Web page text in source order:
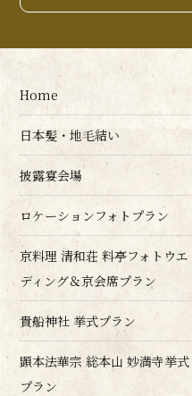
Home
日本髪・地毛結い
披露宴会場
ロケーションフォトプラン
京料理 清和荘 料亭フォトウエ
ディング＆京会席プラン
貴船神社 挙式プラン
顕本法華宗 総本山 妙満寺挙式
プラン